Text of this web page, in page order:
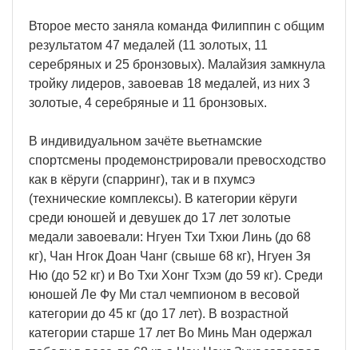
Второе место заняла команда Филиппин с общим
результатом 47 медалей (11 золотых, 11
серебряных и 25 бронзовых). Малайзия замкнула
тройку лидеров, завоевав 18 медалей, из них 3
золотые, 4 серебряные и 11 бронзовых.
В индивидуальном зачёте вьетнамские
спортсмены продемонстрировали превосходство
как в кёруги (спарринг), так и в пхумсэ
(технические комплексы). В категории кёруги
среди юношей и девушек до 17 лет золотые
медали завоевали: Нгуен Тхи Тхюи Линь (до 68
кг), Чан Нгок Доан Чанг (свыше 68 кг), Нгуен Зя
Ню (до 52 кг) и Во Тхи Хонг Тхэм (до 59 кг). Среди
юношей Ле Фу Ми стал чемпионом в весовой
категории до 45 кг (до 17 лет). В возрастной
категории старше 17 лет Во Минь Ман одержал